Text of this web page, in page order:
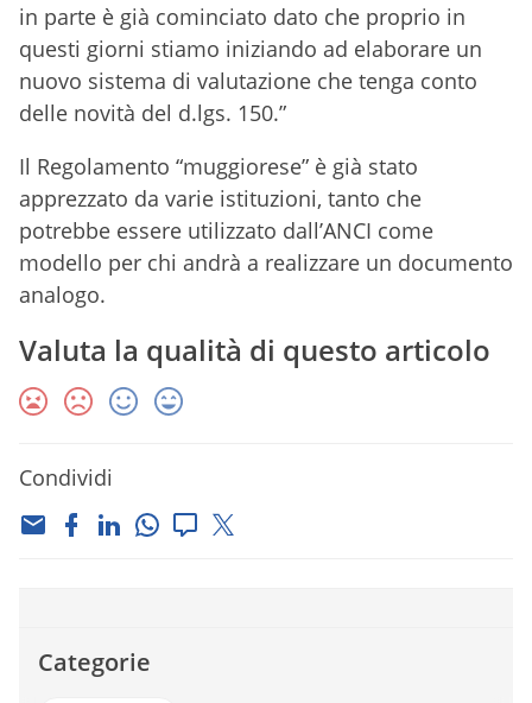
in parte è già cominciato dato che proprio in
questi giorni stiamo iniziando ad elaborare un
nuovo sistema di valutazione che tenga conto
delle novità del d.lgs. 150.”
Il Regolamento “muggiorese” è già stato
apprezzato da varie istituzioni, tanto che
potrebbe essere utilizzato dall’ANCI come
modello per chi andrà a realizzare un documento
analogo.
Valuta la qualità di questo articolo
Condividi
Categorie